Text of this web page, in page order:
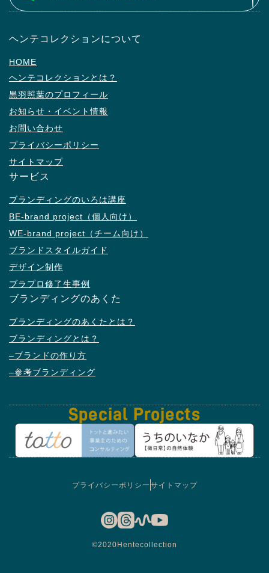
ヘンテコレクションについて
HOME
ヘンテコレクションとは？
黒羽照葉のプロフィール
お知らせ・イベント情報
お問い合わせ
プライバシーポリシー
サイトマップ
サービス
ブランディングのいろは講座
BE-brand project（個人向け）
WE-brand project（チーム向け）
ブランドスタイルガイド
デザイン制作
ブラプロ修了生事例
ブランディングのあくた
ブランディングのあくたとは？
ブランディングとは？
–ブランドの作り方
–参考ブランディング
Special Projects
プライバシーポリシー サイトマップ
©2020Hentecollection